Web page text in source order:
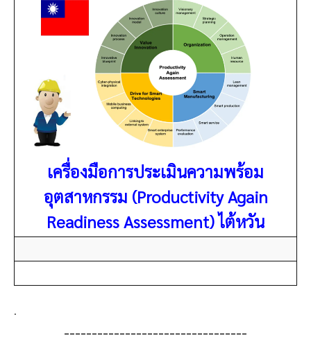
เครื่องมือการประเมินความพร้อม
อุตสาหกรรม (Productivity Again
Readiness Assessment) ไต้หวัน
.
---------------------------------